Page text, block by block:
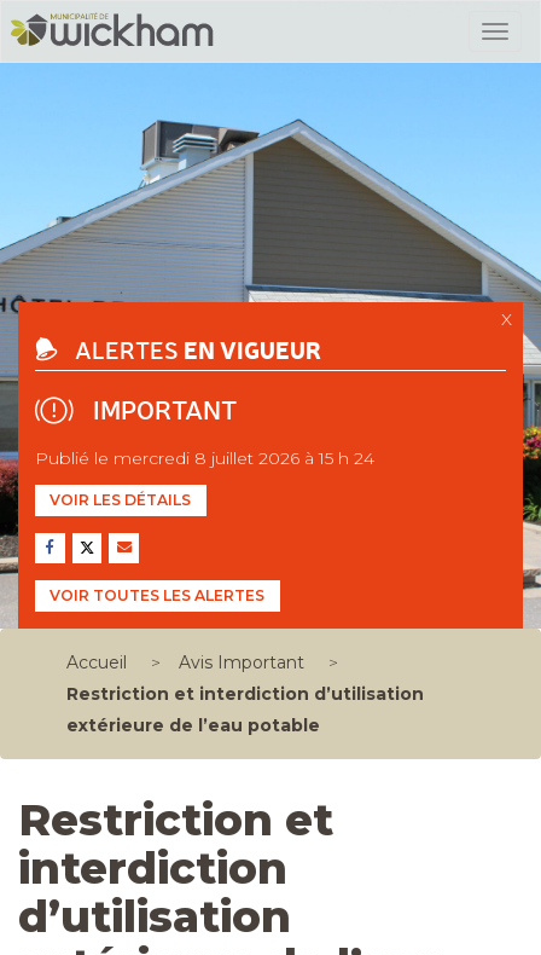
X
ALERTES EN VIGUEUR
IMPORTANT
Publié le mercredi 8 juillet 2026 à 15 h 24
VOIR LES DÉTAILS
VOIR TOUTES LES ALERTES
Accueil > Avis Important
>
Restriction et interdiction d’utilisation
extérieure de l’eau potable
Restriction et
interdiction
d’utilisation